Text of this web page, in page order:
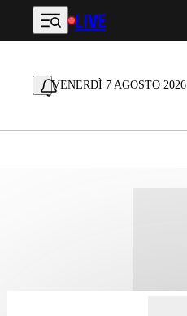
Vai al contenuto principale
LIVE
VENERDÌ 7 AGOSTO 2026